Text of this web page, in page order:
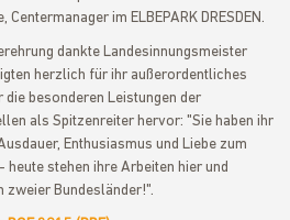
im ELBEPARK DRESDEN.
dankte Landesinnungsmeister
herzlich für ihr außerordentliches
die besonderen Leistungen der
als Spitzenreiter hervor: "Sie haben ihr
Enthusiasmus und Liebe zum
stehen ihre Arbeiten hier und
zweier Bundesländer!".